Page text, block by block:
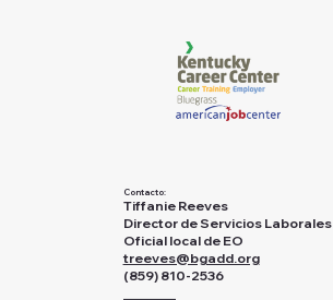
Contacto:
Tiffanie Reeves
Director de Servicios Laborales
Oficial local de EO
treeves@bgadd.org
(859) 810-2536